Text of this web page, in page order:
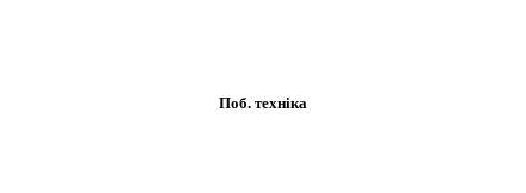
Поб. техніка